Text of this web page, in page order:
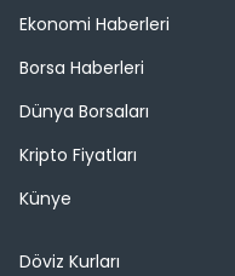
Ekonomi Haberleri
Borsa Haberleri
Dünya Borsaları
Kripto Fiyatları
Künye
Döviz Kurları